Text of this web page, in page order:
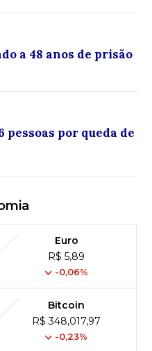
a 48 anos de prisão
por queda de
Euro
R$ 5,89
-0,06%
Bitcoin
R$ 348,017,97
-0,23%